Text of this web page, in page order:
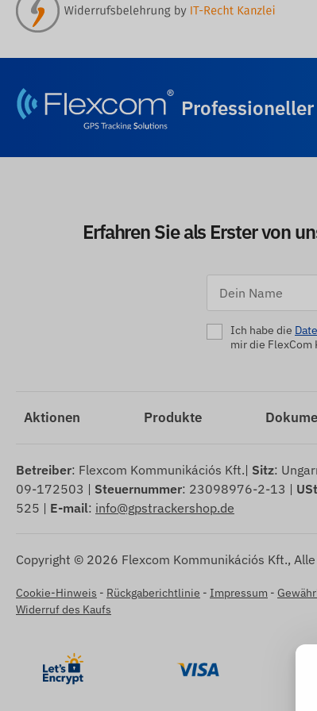
Erfahren Sie als Erster von
Ich habe die
mir die
Aktionen Produkte
Betreiber: Flexcom Kommunikációs Kft.| Sitz:
09-172503 | Steuernummer: 23098976-2-13 |
525 | E-mail: info@gpstrackershop.de
Copyright © 2026 Flexcom Kommunikációs Kft.,
Cookie-Hinweis - Rückgaberichtlinie - Impressum -
Widerruf des Kaufs